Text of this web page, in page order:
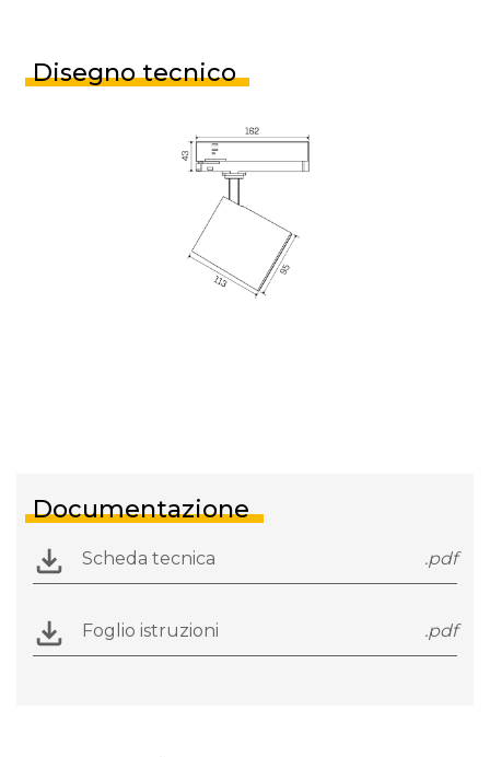
Disegno tecnico
Documentazione
Scheda tecnica .pdf
Foglio istruzioni .pdf